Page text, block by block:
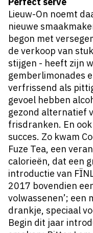
Lieuw-On noemt
nieuwe
begon met
de verkoop van
stijgen - heeft zijn
gemberlimonades
verfrissend als
gevoel hebben
gezond alternatief
frisdranken. En
succes. Zo kwam
Fuze Tea, een
calorieën, dat een
introductie van
2017 bovendien
volwassenen’; een
drankje, speciaal
Begin dit jaar